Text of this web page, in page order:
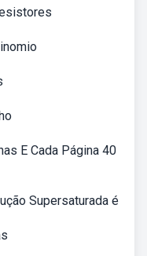
E Cada Página 40
Supersaturada é